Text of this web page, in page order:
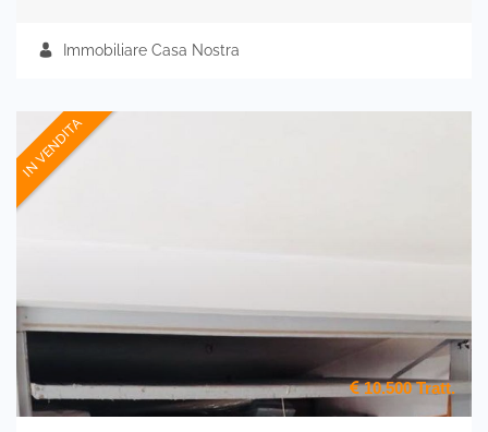
Immobiliare Casa Nostra
IN VENDITA
10.500 Tratt.